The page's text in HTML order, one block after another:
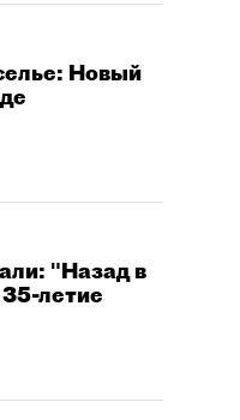
Новый
"Назад в
летие